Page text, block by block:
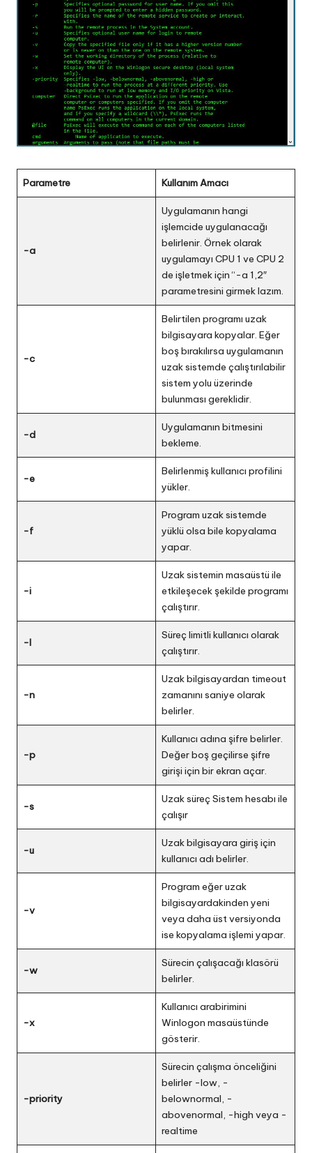
Parametre Kullanım Amacı
-a
Uygulamanın hangi
işlemcide uygulanacağı
belirlenir. Örnek olarak
uygulamayı CPU 1 ve CPU 2
de işletmek için “-a 1,2″
parametresini girmek lazım.
-c
Belirtilen programı uzak
bilgisayara kopyalar. Eğer
boş bırakılırsa uygulamanın
uzak sistemde çalıştırılabilir
sistem yolu üzerinde
bulunması gereklidir.
-d
Uygulamanın bitmesini
bekleme.
-e
Belirlenmiş kullanıcı profilini
yükler.
-f
Program uzak sistemde
yüklü olsa bile kopyalama
yapar.
-i
Uzak sistemin masaüstü ile
etkileşecek şekilde programı
çalıştırır.
-l
Süreç limitli kullanıcı olarak
çalıştırır.
-n
Uzak bilgisayardan timeout
zamanını saniye olarak
belirler.
-p
Kullanıcı adına şifre belirler.
Değer boş geçilirse şifre
girişi için bir ekran açar.
-s
Uzak süreç Sistem hesabı ile
çalışır
-u
Uzak bilgisayara giriş için
kullanıcı adı belirler.
-v
Program eğer uzak
bilgisayardakinden yeni
veya daha üst versiyonda
ise kopyalama işlemi yapar.
-w
Sürecin çalışacağı klasörü
belirler.
-x
Kullanıcı arabirimini
Winlogon masaüstünde
gösterir.
-priority
Sürecin çalışma önceliğini
belirler -low, -
belownormal, -
abovenormal, -high veya -
realtime